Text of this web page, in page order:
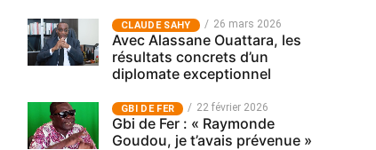
CLAUDE SAHY 26 mars 2026
Avec Alassane Ouattara, les
résultats concrets d’un
diplomate exceptionnel
GBI DE FER 22 février 2026
Gbi de Fer : « Raymonde
Goudou, je t’avais prévenue »